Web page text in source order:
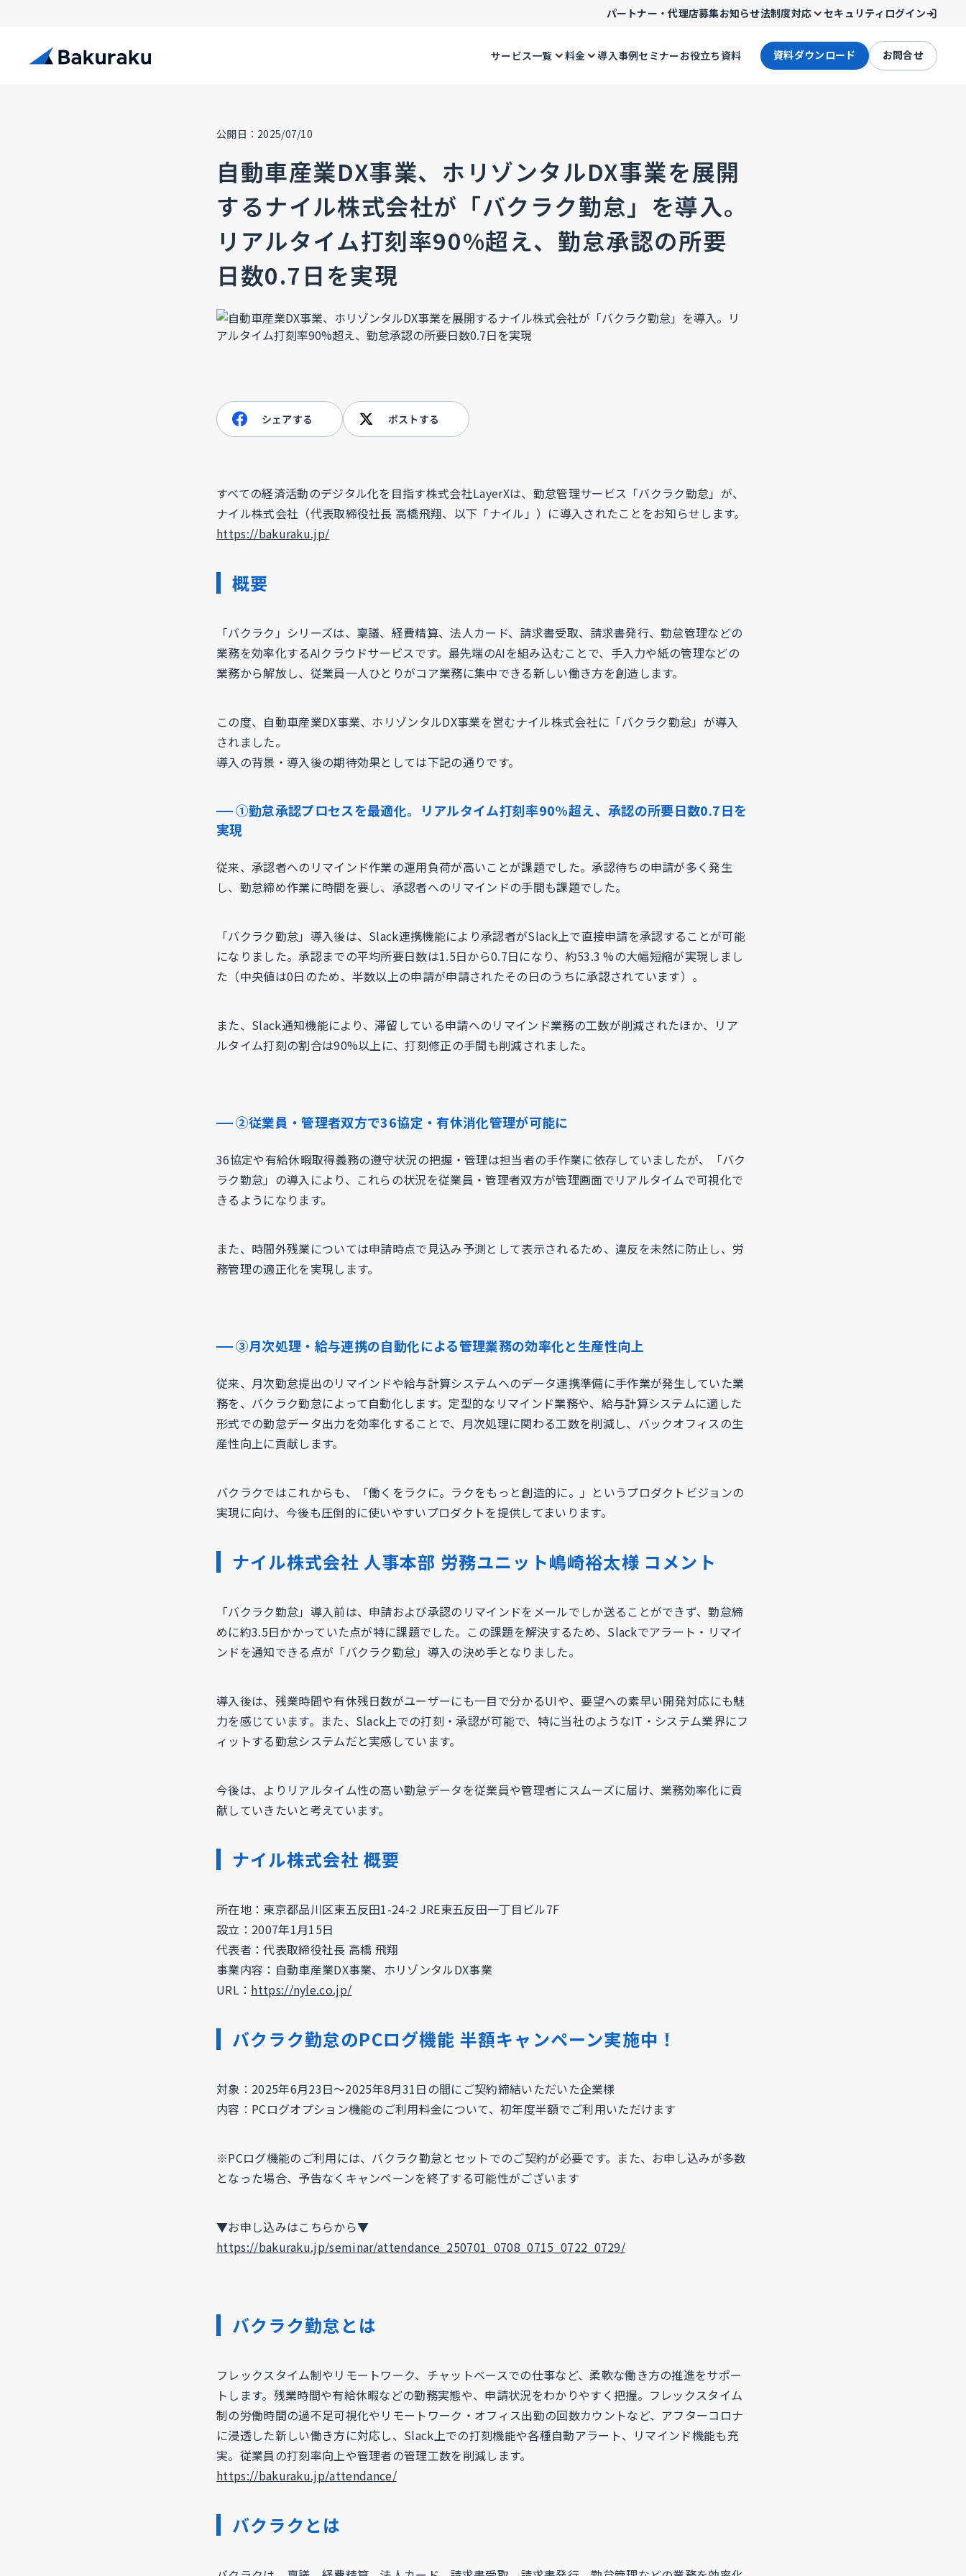
パートナー・代理店募集お知らせ法制度対応 セキュリティ ログイン
サービス一覧 料金 導入事例セミナーお役立ち資料 資料ダウンロード お問合せ
公開日：2025/07/10
自動車産業DX事業、ホリゾンタルDX事業を展開
するナイル株式会社が「バクラク勤怠」を導入。
リアルタイム打刻率90%超え、勤怠承認の所要
日数0.7日を実現
シェアする ポストする
すべての経済活動のデジタル化を目指す株式会社LayerXは、勤怠管理サービス「バクラク勤怠」が、
ナイル株式会社（代表取締役社長 高橋飛翔、以下「ナイル」）に導入されたことをお知らせします。
https://bakuraku.jp/
概要
「バクラク」シリーズは、稟議、経費精算、法人カード、請求書受取、請求書発行、勤怠管理などの
業務を効率化するAIクラウドサービスです。最先端のAIを組み込むことで、手入力や紙の管理などの
業務から解放し、従業員一人ひとりがコア業務に集中できる新しい働き方を創造します。
この度、自動車産業DX事業、ホリゾンタルDX事業を営むナイル株式会社に「バクラク勤怠」が導入
されました。
導入の背景・導入後の期待効果としては下記の通りです。
①勤怠承認プロセスを最適化。リアルタイム打刻率90%超え、承認の所要日数0.7日を
実現
従来、承認者へのリマインド作業の運用負荷が高いことが課題でした。承認待ちの申請が多く発生
し、勤怠締め作業に時間を要し、承認者へのリマインドの手間も課題でした。
「バクラク勤怠」導入後は、Slack連携機能により承認者がSlack上で直接申請を承認することが可能
になりました。承認までの平均所要日数は1.5日から0.7日になり、約53.3 %の大幅短縮が実現しまし
た（中央値は0日のため、半数以上の申請が申請されたその日のうちに承認されています）。
また、Slack通知機能により、滞留している申請へのリマインド業務の工数が削減されたほか、リア
ルタイム打刻の割合は90%以上に、打刻修正の手間も削減されました。
②従業員・管理者双方で36協定・有休消化管理が可能に
36協定や有給休暇取得義務の遵守状況の把握・管理は担当者の手作業に依存していましたが、「バク
ラク勤怠」の導入により、これらの状況を従業員・管理者双方が管理画面でリアルタイムで可視化で
きるようになります。
また、時間外残業については申請時点で見込み予測として表示されるため、違反を未然に防止し、労
務管理の適正化を実現します。
③月次処理・給与連携の自動化による管理業務の効率化と生産性向上
従来、月次勤怠提出のリマインドや給与計算システムへのデータ連携準備に手作業が発生していた業
務を、バクラク勤怠によって自動化します。定型的なリマインド業務や、給与計算システムに適した
形式での勤怠データ出力を効率化することで、月次処理に関わる工数を削減し、バックオフィスの生
産性向上に貢献します。
バクラクではこれからも、「働くをラクに。ラクをもっと創造的に。」というプロダクトビジョンの
実現に向け、今後も圧倒的に使いやすいプロダクトを提供してまいります。
ナイル株式会社 人事本部 労務ユニット嶋崎裕太様 コメント
「バクラク勤怠」導入前は、申請および承認のリマインドをメールでしか送ることができず、勤怠締
めに約3.5日かかっていた点が特に課題でした。この課題を解決するため、Slackでアラート・リマイ
ンドを通知できる点が「バクラク勤怠」導入の決め手となりました。
導入後は、残業時間や有休残日数がユーザーにも一目で分かるUIや、要望への素早い開発対応にも魅
力を感じています。また、Slack上での打刻・承認が可能で、特に当社のようなIT・システム業界にフ
ィットする勤怠システムだと実感しています。
今後は、よりリアルタイム性の高い勤怠データを従業員や管理者にスムーズに届け、業務効率化に貢
献していきたいと考えています。
ナイル株式会社 概要
所在地：東京都品川区東五反田1-24-2 JRE東五反田一丁目ビル7F
設立：2007年1月15日
代表者：代表取締役社長 高橋 飛翔
事業内容：自動車産業DX事業、ホリゾンタルDX事業
URL： https://nyle.co.jp/
バクラク勤怠のPCログ機能 半額キャンペーン実施中！
対象：2025年6月23日〜2025年8月31日の間にご契約締結いただいた企業様
内容：PCログオプション機能のご利用料金について、初年度半額でご利用いただけます
※PCログ機能のご利用には、バクラク勤怠とセットでのご契約が必要です。また、お申し込みが多数
となった場合、予告なくキャンペーンを終了する可能性がございます
▼お申し込みはこちらから▼
https://bakuraku.jp/seminar/attendance_250701_0708_0715_0722_0729/
バクラク勤怠とは
フレックスタイム制やリモートワーク、チャットベースでの仕事など、柔軟な働き方の推進をサポー
トします。残業時間や有給休暇などの勤務実態や、申請状況をわかりやすく把握。フレックスタイム
制の労働時間の過不足可視化やリモートワーク・オフィス出勤の回数カウントなど、アフターコロナ
に浸透した新しい働き方に対応し、Slack上での打刻機能や各種自動アラート、リマインド機能も充
実。従業員の打刻率向上や管理者の管理工数を削減します。
https://bakuraku.jp/attendance/
バクラクとは